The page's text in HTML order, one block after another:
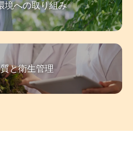
境への取り組み
と衛生管理